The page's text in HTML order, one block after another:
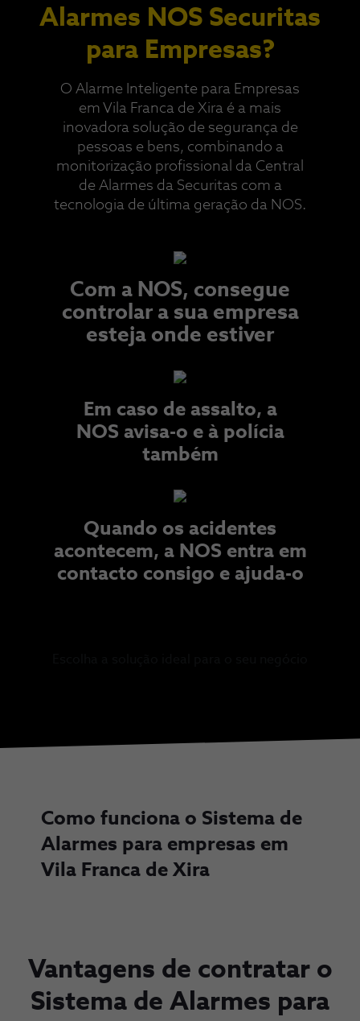
Alarmes NOS Securitas
para Empresas?
O Alarme Inteligente para Empresas
em Vila Franca de Xira é a mais
inovadora solução de segurança de
pessoas e bens, combinando a
monitorização profissional da Central
de Alarmes da Securitas com a
tecnologia de última geração da NOS.​
Com a NOS, consegue
controlar a sua empresa
esteja onde estiver​
Em caso de assalto, a
NOS avisa-o e à polícia
também​
Quando os acidentes
acontecem, a NOS entra em
contacto consigo e ajuda-o
Como funciona o Sistema de
Alarmes para empresas em
Vila Franca de Xira
Vantagens de contratar o
Sistema de Alarmes para